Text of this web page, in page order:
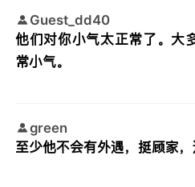
Guest_dd40
他们对你小气太正常了。大
常小气。
green
至少他不会有外遇，挺顾家，